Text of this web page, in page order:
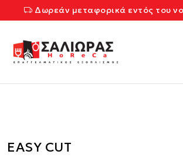
Δωρεάν μεταφορικά εντός του
EASY CUT